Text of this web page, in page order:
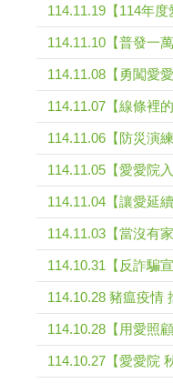
114.11.19【114年度
114.11.10【普發一
114.11.08【勇闖愛
114.11.07【線條裡
114.11.06【防災演練
114.11.05【愛愛院
114.11.04【讓愛延
114.11.03【當沒有
114.10.31【反詐騙
114.10.28 豬瘟疫情
114.10.28【用愛照
114.10.27【愛愛院